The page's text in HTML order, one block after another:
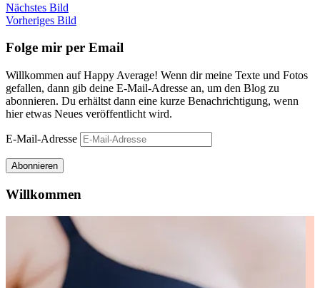
Nächstes Bild
Vorheriges Bild
Folge mir per Email
Willkommen auf Happy Average! Wenn dir meine Texte und Fotos
gefallen, dann gib deine E-Mail-Adresse an, um den Blog zu
abonnieren. Du erhältst dann eine kurze Benachrichtigung, wenn
hier etwas Neues veröffentlicht wird.
E-Mail-Adresse
Abonnieren
Willkommen